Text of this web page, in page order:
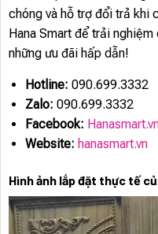
chóng và hỗ trợ đổi trả khi
Hana Smart để trải
những ưu đãi hấp dẫn!
Hotline: 090.699.3332
Zalo: 090.699.3332
Facebook:
Website: hanasmart.vn
Hình ảnh lắp đặt thực tế